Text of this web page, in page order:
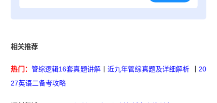
相关推荐
热门： 管综逻辑16套真题讲解丨近九年管综真题及详细解析
20
27英语二备考攻略